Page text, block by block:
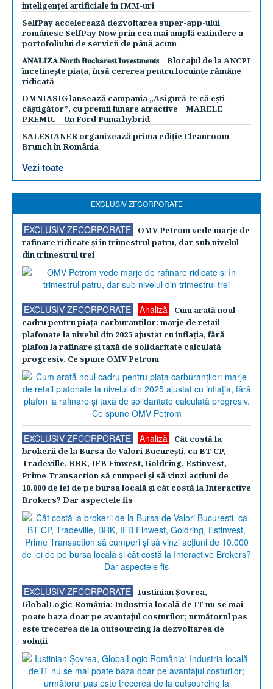
inteligenței artificiale în IMM-uri
SelfPay accelerează dezvoltarea super-app-ului
românesc SelfPay Now prin cea mai amplă extindere a
portofoliului de servicii de până acum
𝐀𝐍𝐀𝐋𝐈𝐙𝐀 𝐍𝐨𝐫𝐭𝐡 𝐁𝐮𝐜𝐡𝐚𝐫𝐞𝐬𝐭 𝐈𝐧𝐯𝐞𝐬𝐭𝐦𝐞𝐧𝐭𝐬 | Blocajul de la ANCPI
încetinește piața, însă cererea pentru locuințe rămâne
ridicată
OMNIASIG lansează campania „Asigură-te că ești
câștigător”, cu premii lunare atractive | MARELE
PREMIU – Un Ford Puma hybrid
SALESIANER organizează prima ediție Cleanroom
Brunch în România
Vezi toate
EXCLUSIV ZFCORPORATE
EXCLUSIV ZFCORPORATE
OMV Petrom vede marje de
rafinare ridicate şi în trimestrul patru, dar sub nivelul
din trimestrul trei
EXCLUSIV ZFCORPORATE Analiză
Cum arată noul
cadru pentru piaţa carburanţilor: marje de retail
plafonate la nivelul din 2025 ajustat cu inflaţia, fără
plafon la rafinare şi taxă de solidaritate calculată
progresiv. Ce spune OMV Petrom
EXCLUSIV ZFCORPORATE Analiză
Cât costă la
brokerii de la Bursa de Valori Bucureşti, ca BT CP,
Tradeville, BRK, IFB Finwest, Goldring, Estinvest,
Prime Transaction să cumperi şi să vinzi acţiuni de
10.000 de lei de pe bursa locală şi cât costă la Interactive
Brokers? Dar aspectele fis
EXCLUSIV ZFCORPORATE
Iustinian Şovrea,
GlobalLogic România: Industria locală de IT nu se mai
poate baza doar pe avantajul costurilor; următorul pas
este trecerea de la outsourcing la dezvoltarea de
soluţii